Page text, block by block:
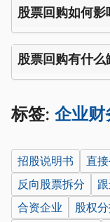
股票回购如何影
股票回购有什么
标签: 企业
招股说明书 直
反向股票拆分
合资企业
股权